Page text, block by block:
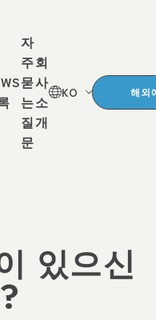
자
주
묻
는
질
문
회
사
소
개
KO 해외
있으신